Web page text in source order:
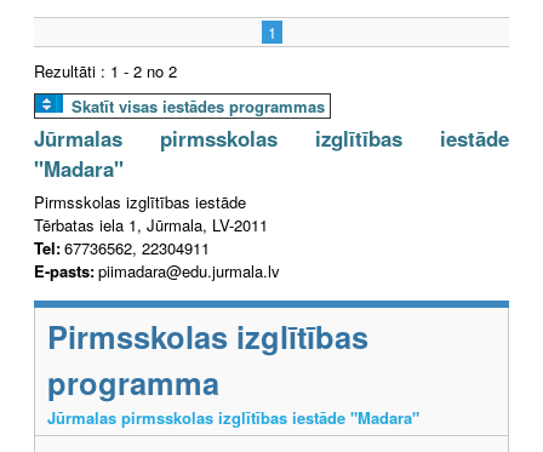
1
Rezultāti : 1 - 2 no 2
Skatīt visas iestādes programmas
Jūrmalas pirmsskolas izglītības iestāde
"Madara"
Pirmsskolas izglītības iestāde
Tērbatas iela 1, Jūrmala, LV-2011
Tel:67736562, 22304911
E-pasts:piimadara@edu.jurmala.lv
Pirmsskolas izglītības
programma
Jūrmalas pirmsskolas izglītības iestāde "Madara"